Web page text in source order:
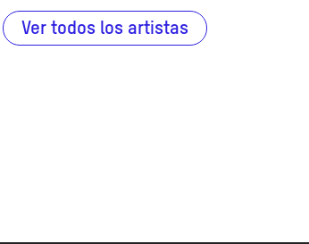
Ver todos los artistas